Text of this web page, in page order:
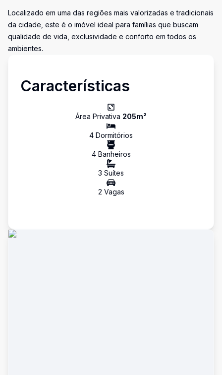
Localizado em uma das regiões mais valorizadas e tradicionais
da cidade, este é o imóvel ideal para famílias que buscam
qualidade de vida, exclusividade e conforto em todos os
ambientes.
Características
Área Privativa 205m²
4 Dormitórios
4Banheiros
3 Suítes
2 Vagas